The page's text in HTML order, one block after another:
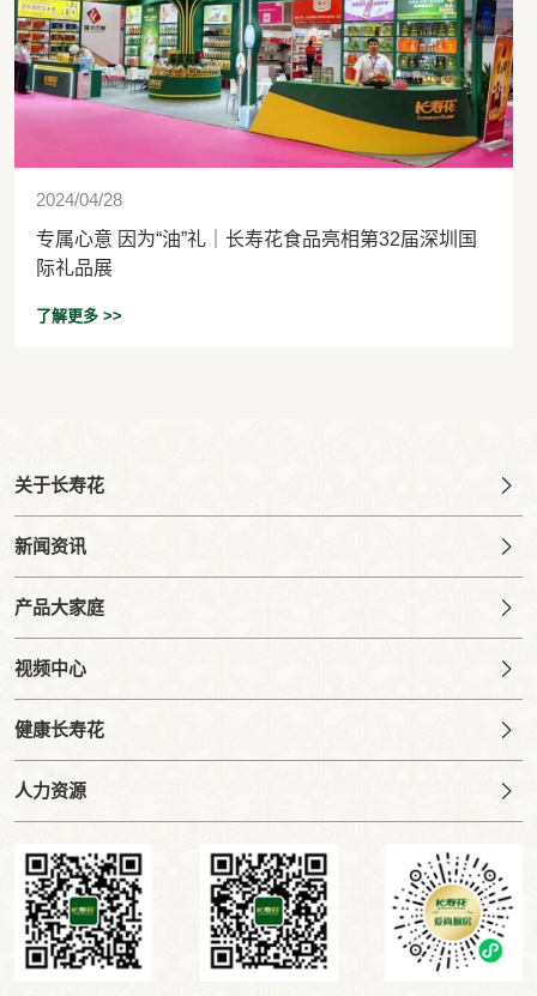
2024/04/28
专属心意 因为“油”礼｜长寿花食品亮相第32届深圳国
际礼品展
了解更多 >>
关于长寿花
新闻资讯
产品大家庭
视频中心
健康长寿花
人力资源